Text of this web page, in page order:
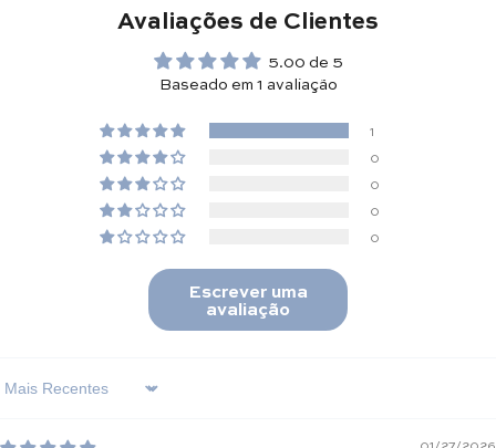
Avaliações de Clientes
5.00 de 5
Baseado em 1 avaliação
1
0
0
0
0
Escrever uma
avaliação
Sort By
01/27/2026